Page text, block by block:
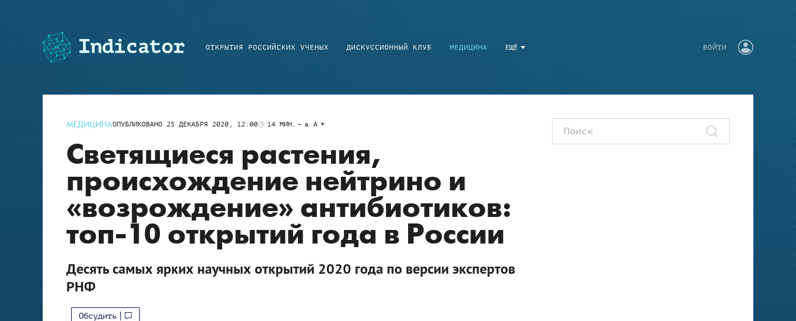
ЕЩЁ
ОТКРЫТИЯ РОССИЙСКИХ УЧЕНЫХ ДИСКУССИОННЫЙ КЛУБ МЕДИЦИНА ВОЙТИ
МЕДИЦИНАОПУБЛИКОВАНО 25 ДЕКАБРЯ 2020, 12:00 14 МИН. a A
Светящиеся растения,
происхождение нейтрино и
«возрождение» антибиотиков:
топ-10 открытий года в России
Десять самых ярких научных открытий 2020 года по версии экспертов
РНФ
Обсудить